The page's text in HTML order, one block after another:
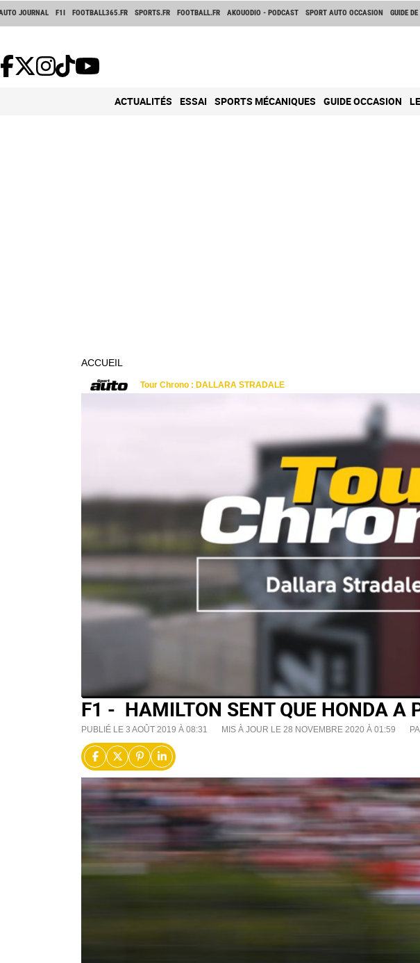
JOURNAL F1I FOOTBALL365.FR SPORTS.FR FOOTBALL.FR AKOUODIO - PODCAST SPORT AUTO OCCASION GUIDE
ACTUALITÉS ESSAI SPORTS MÉCANIQUES GUIDE OCCASION
ACCUEIL
F1 - HAMILTON SENT QUE HONDA A
PUBLIÉ LE 3 AOÛT 2019 À 08:31 MIS À JOUR LE 28 NOVEMBRE 2020 À 01:59